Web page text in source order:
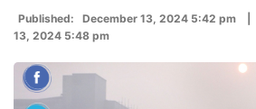
Published: December 13, 2024 5:42 pm
13, 2024 5:48 pm